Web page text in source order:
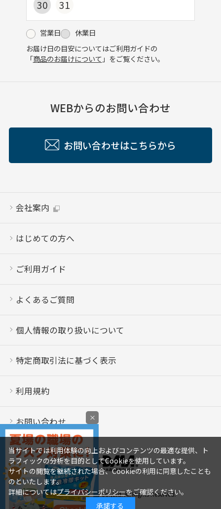
30
31
営業日
休業日
お届け日の目安についてはご利用ガイドの
「商品のお届けについて 」をご覧ください。
WEBからのお問い合わせ
お問い合わせはこちらから
会社案内
はじめての方へ
ご利用ガイド
よくあるご質問
個人情報の取り扱いについて
特定商取引法に基づく表示
利用規約
お問い合わせ
Copyright © Saraya Co.,Ltd. All Rights Reserved.
当サイトでは利用体験の向上およびコンテンツの最適な提供、ト
ラフィックの分析を目的としてCookieを使用しています。
サイトの閲覧を継続された場合、Cookieの利用に同意したことも
のといたします。
詳細についてはプライバシーポリシーをご確認ください。
承諾する
×